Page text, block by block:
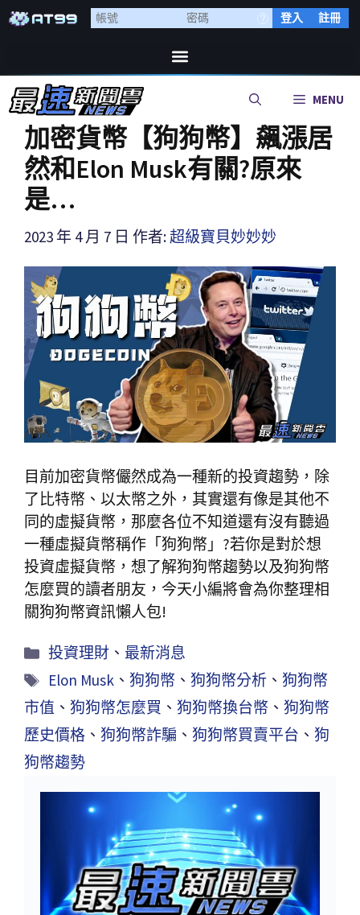
登入 註冊
MENU
加密貨幣【狗狗幣】飆漲居
然和Elon Musk有關?原來
是…
2023 年 4 月 7 日 作者: 超級寶貝妙妙妙
目前加密貨幣儼然成為一種新的投資趨勢，除
了比特幣、以太幣之外，其實還有像是其他不
同的虛擬貨幣，那麼各位不知道還有沒有聽過
一種虛擬貨幣稱作「狗狗幣」?若你是對於想
投資虛擬貨幣，想了解狗狗幣趨勢以及狗狗幣
怎麼買的讀者朋友，今天小編將會為你整理相
關狗狗幣資訊懶人包!
投資理財 、最新消息
Elon Musk 、 狗狗幣 、 狗狗幣分析 、 狗狗幣
市值 、 狗狗幣怎麼買 、 狗狗幣換台幣 、 狗狗幣
歷史價格 、 狗狗幣詐騙 、 狗狗幣買賣平台 、 狗
狗幣趨勢